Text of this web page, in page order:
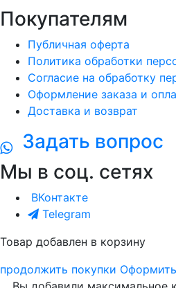
Покупателям
Публичная оферта
Политика обработки
Согласие на обработку
Оформление заказа и
Доставка и возврат
Задать вопрос
Мы в соц. сетях
ВКонтакте
Telegram
Товар добавлен в корзину
продолжить покупки